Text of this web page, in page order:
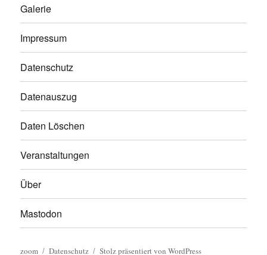
Galerie
Impressum
Datenschutz
Datenauszug
Daten Löschen
Veranstaltungen
Über
Mastodon
zoom Datenschutz Stolz präsentiert von WordPress